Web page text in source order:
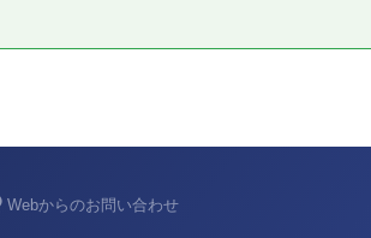
Webからのお問い合わせ